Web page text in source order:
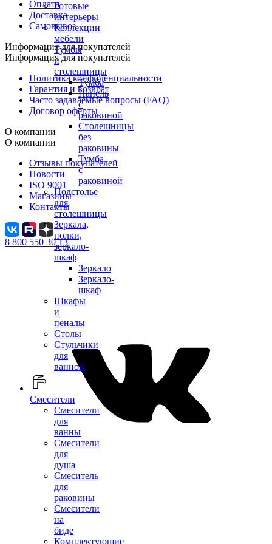
Готовые
интерьеры
Коллекции
мебели
Тумбы
и
столешницы
Тумба
Панель
с
раковиной
Столешницы
без
раковины
Тумба
с
раковиной
Подстолье
для
столешницы
Зеркала,
полки,
зеркало-
шкаф
Зеркало
Зеркало-
шкаф
Шкафы
и
пеналы
Столы
Стульчики
для
ванной
Смесители
Смесители
для
ванны
Смесители
для
душа
Смеситель
для
раковины
Смесители
на
биде
Комплектующие
Оплата
Доставка
Самовывоз
Информация для покупателей
Информация для покупателей
Политика конфиденциальности
Гарантия и возврат
Часто задаваемые вопросы (FAQ)
Договор оферты
О компании
О компании
Отзывы покупателей
Новости
ISO 9001
Магазины
Контакты
8 800 550 30 13